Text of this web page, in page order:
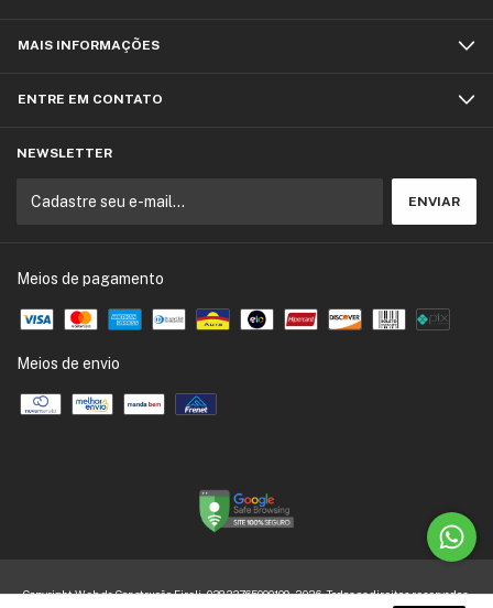
MAIS INFORMAÇÕES
ENTRE EM CONTATO
NEWSLETTER
Meios de pagamento
Meios de envio
Copyright Web da Construção Eireli - 03833765000109 - 2026. Todos os direitos reservados.